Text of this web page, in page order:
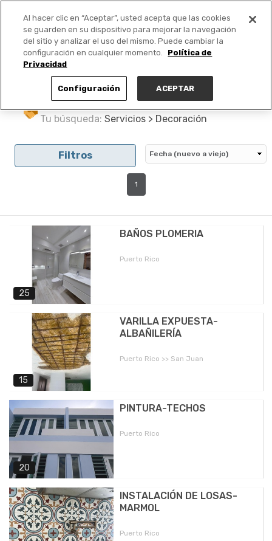
PUBLICA GRATIS +
Tu búsqueda: Servicios > Decoración
Filtros
1
25
BAÑOS PLOMERIA
Puerto Rico
15
VARILLA EXPUESTA-
ALBAÑILERÍA
Puerto Rico >> San Juan
20
PINTURA-TECHOS
Puerto Rico
INSTALACIÓN DE LOSAS-
MARMOL
Puerto Rico
Al hacer clic en “Aceptar”, usted acepta que las cookies
se guarden en su dispositivo para mejorar la navegación
del sitio y analizar el uso del mismo. Puede cambiar la
configuración en cualquier momento.
Política de
Privacidad
Configuración ACEPTAR